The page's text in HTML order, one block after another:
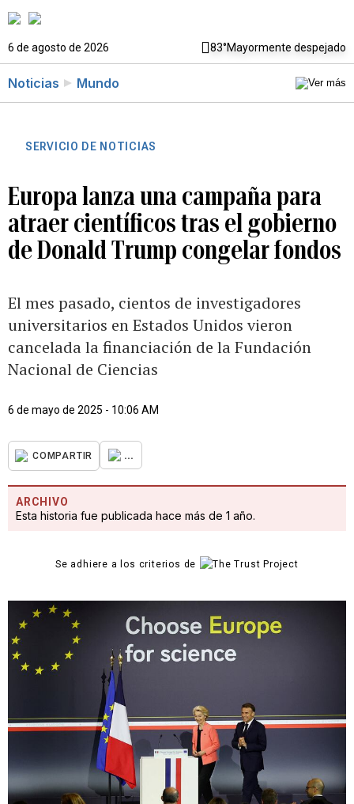
6 de agosto de 2026 83°Mayormente despejado
Noticias Mundo
SERVICIO DE NOTICIAS
Europa lanza una campaña para
atraer científicos tras el gobierno
de Donald Trump congelar fondos
El mes pasado, cientos de investigadores
universitarios en Estados Unidos vieron
cancelada la financiación de la Fundación
Nacional de Ciencias
6 de mayo de 2025 - 10:06 AM
COMPARTIR ...
ARCHIVO
Esta historia fue publicada hace más de 1 año.
Se adhiere a los criterios de